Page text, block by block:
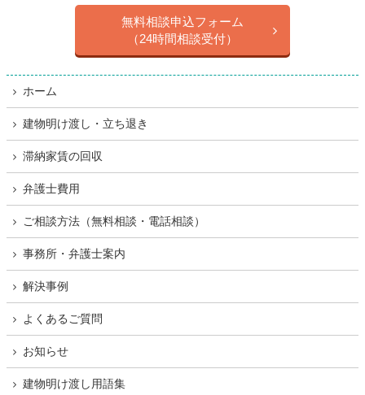
無料相談申込フォーム
（24時間相談受付）
ホーム
建物明け渡し・立ち退き
滞納家賃の回収
弁護士費用
ご相談方法（無料相談・電話相談）
事務所・弁護士案内
解決事例
よくあるご質問
お知らせ
建物明け渡し用語集